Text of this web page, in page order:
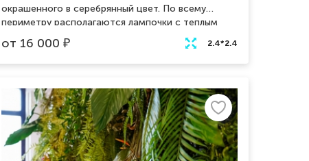
окрашенного в серебрянный цвет. По всему
периметру располагаются лампочки с теплым
освещением, которые создают уютную
атмосфера на мероприятии. Общий стиль
объекта отлично сочетается с лофт дизайном
от 16 000 ₽ 2.4*2.4